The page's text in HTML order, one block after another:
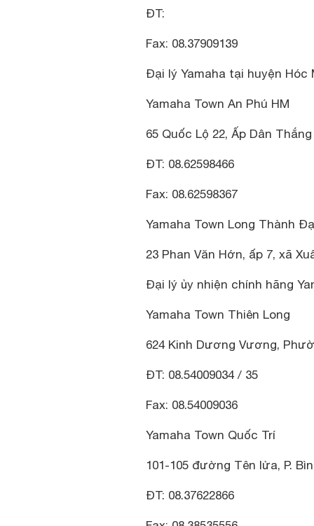
ĐT:
Fax: 08.37909139
Đại lý Yamaha tại huyện Hóc
Yamaha Town An Phú HM
65 Quốc Lộ 22, Ấp Dân
ĐT: 08.62598466
Fax: 08.62598367
Yamaha Town Long Thành
23 Phan Văn Hớn, ấp 7, xã
Đại lý ủy nhiện chính hãng
Yamaha Town Thiên Long
624 Kinh Dương Vương,
ĐT: 08.54009034 / 35
Fax: 08.54009036
Yamaha Town Quốc Trí
101-105 đường Tên lửa, P.
ĐT: 08.37622866